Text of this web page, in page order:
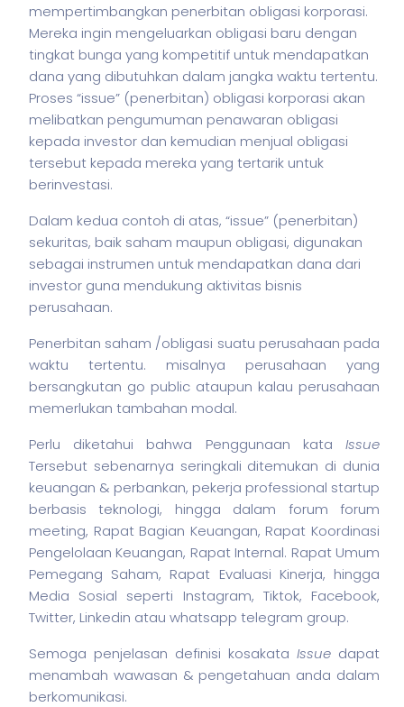
mempertimbangkan penerbitan obligasi korporasi.
Mereka ingin mengeluarkan obligasi baru dengan
tingkat bunga yang kompetitif untuk mendapatkan
dana yang dibutuhkan dalam jangka waktu tertentu.
Proses “issue” (penerbitan) obligasi korporasi akan
melibatkan pengumuman penawaran obligasi
kepada investor dan kemudian menjual obligasi
tersebut kepada mereka yang tertarik untuk
berinvestasi.
Dalam kedua contoh di atas, “issue” (penerbitan)
sekuritas, baik saham maupun obligasi, digunakan
sebagai instrumen untuk mendapatkan dana dari
investor guna mendukung aktivitas bisnis
perusahaan.
Penerbitan saham /obligasi suatu perusahaan pada
waktu tertentu. misalnya perusahaan yang
bersangkutan go public ataupun kalau perusahaan
memerlukan tambahan modal.
Perlu diketahui bahwa Penggunaan kata Issue
Tersebut sebenarnya seringkali ditemukan di dunia
keuangan & perbankan, pekerja professional startup
berbasis teknologi, hingga dalam forum forum
meeting, Rapat Bagian Keuangan, Rapat Koordinasi
Pengelolaan Keuangan, Rapat Internal. Rapat Umum
Pemegang Saham, Rapat Evaluasi Kinerja, hingga
Media Sosial seperti Instagram, Tiktok, Facebook,
Twitter, Linkedin atau whatsapp telegram group.
Semoga penjelasan definisi kosakata Issue dapat
menambah wawasan & pengetahuan anda dalam
berkomunikasi.